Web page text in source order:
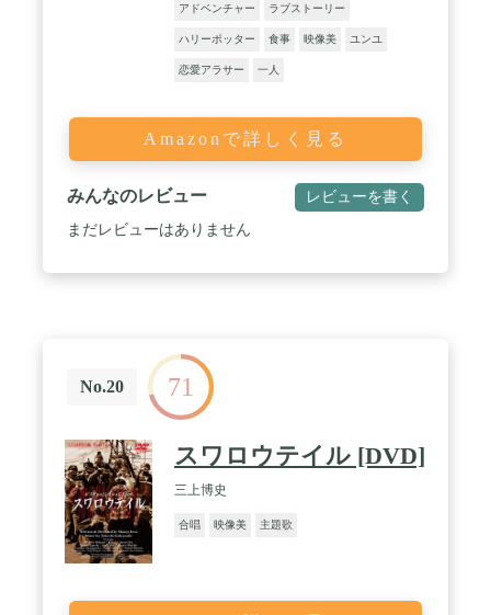
アドベンチャー ラブストーリー
ハリーポッター 食事 映像美 ユンユ
恋愛アラサー 一人
Amazonで詳しく見る
みんなのレビュー レビューを書く
まだレビューはありません
No.20 71
スワロウテイル [DVD]
三上博史
合唱 映像美 主題歌